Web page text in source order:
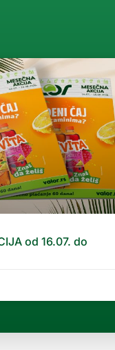
od 16.07. do